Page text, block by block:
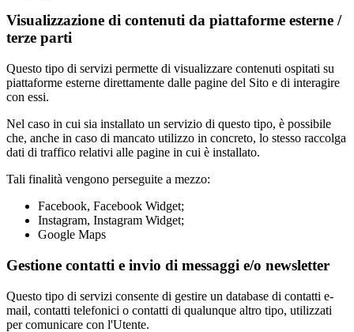
Visualizzazione di contenuti da piattaforme esterne /
terze parti
Questo tipo di servizi permette di visualizzare contenuti ospitati su
piattaforme esterne direttamente dalle pagine del Sito e di interagire
con essi.
Nel caso in cui sia installato un servizio di questo tipo, è possibile
che, anche in caso di mancato utilizzo in concreto, lo stesso raccolga
dati di traffico relativi alle pagine in cui è installato.
Tali finalità vengono perseguite a mezzo:
Facebook, Facebook Widget;
Instagram, Instagram Widget;
Google Maps
Gestione contatti e invio di messaggi e/o newsletter
Questo tipo di servizi consente di gestire un database di contatti e-
mail, contatti telefonici o contatti di qualunque altro tipo, utilizzati
per comunicare con l'Utente.